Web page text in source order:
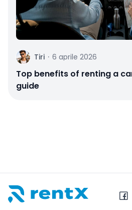
T Tiri · 6 aprile 2026
Top benefits of renting a
guide